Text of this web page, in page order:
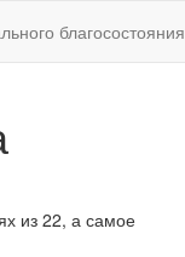
благосостояния
из 22, а самое